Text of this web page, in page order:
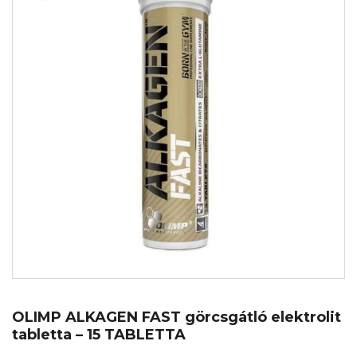
OLIMP ALKAGEN FAST görcsgátló elektrolit
tabletta – 15 TABLETTA